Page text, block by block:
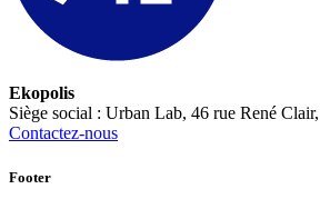
Ekopolis
Siège social : Urban Lab, 46 rue René
Contactez-nous
Footer